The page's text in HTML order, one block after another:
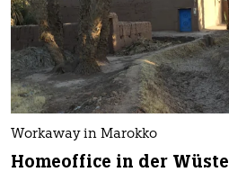
Workaway in Marokko
Homeoffice in der Wüste